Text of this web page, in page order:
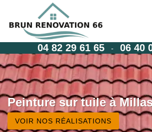
04 82 29 61 65 - 06 40
Peinture sur tuile à
VOIR NOS RÉALISATIONS